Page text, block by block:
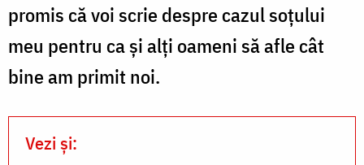
promis că voi scrie despre cazul soțului
meu pentru ca și alți oameni să afle cât
bine am primit noi.
Vezi și: